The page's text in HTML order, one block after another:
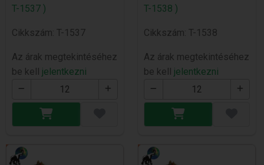
T-1537 )
Cikkszám: T-1537
Az árak megtekintéséhez
be kell jelentkezni
T-1538 )
Cikkszám: T-1538
Az árak megtekintéséhez
be kell jelentkezni